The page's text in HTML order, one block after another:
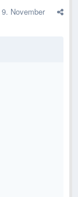
9. November